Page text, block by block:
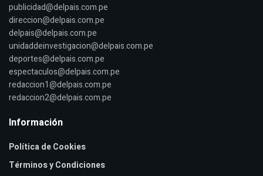
publicidad@delpais.com.pe
direccion@delpais.com.pe
delpais@delpais.com.pe
unidaddeinvestigacion@delpais.com.pe
deportes@delpais.com.pe
espectaculos@delpais.com.pe
redaccion1@delpais.com.pe
redaccion2@delpais.com.pe
Información
Política de Cookies
Términos y Condiciones